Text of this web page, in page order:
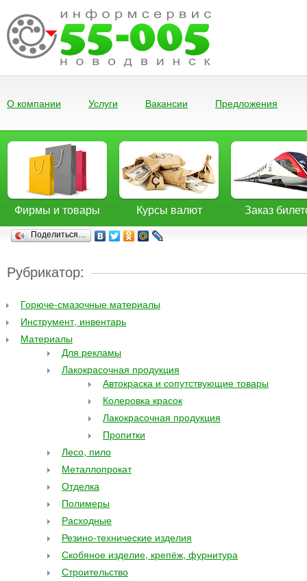
О компании Услуги Вакансии Предложения
Фирмы и товары Курсы валют Заказ
Поделиться…
Рубрикатор:
Горюче-смазочные материалы
Инструмент, инвентарь
Материалы
Для рекламы
Лакокрасочная продукция
Автокраска и сопутствующие товары
Колеровка красок
Лакокрасочная продукция
Пропитки
Лесо, пило
Металлопрокат
Отделка
Полимеры
Расходные
Резино-технические изделия
Скобяное изделие, крепёж, фурнитура
Строительство